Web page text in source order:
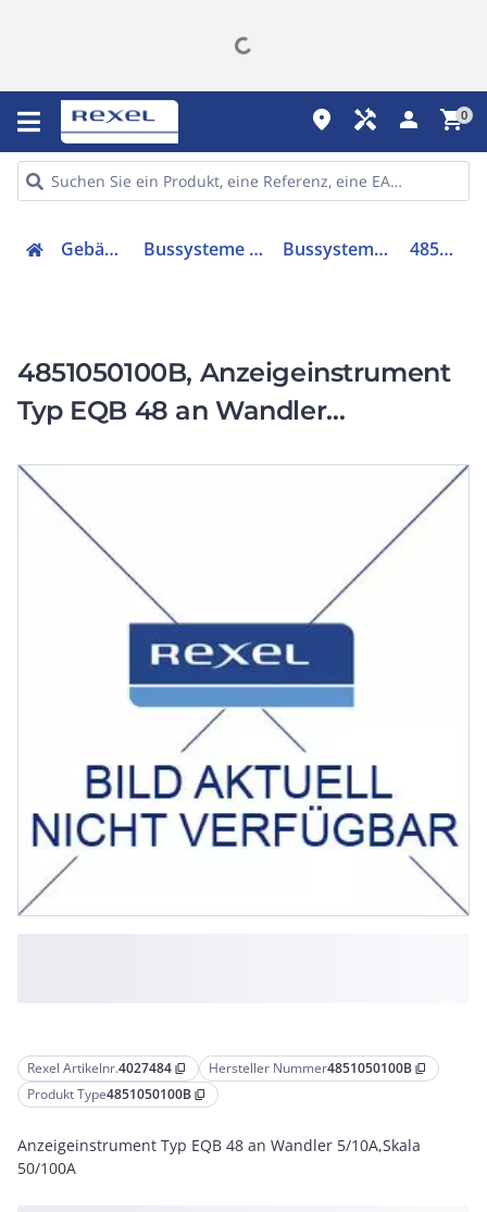
place handyman person shopping_cart0
Gebäudetechnik Bussysteme & Komponenten Bussystem-Displayanzeige 4851050100B
4851050100B, Anzeigeinstrument
Typ EQB 48 an Wandler
Rexel Artikelnr.4027484 content_copy Hersteller Nummer4851050100B content_copy
Produkt Type4851050100B content_copy
Anzeigeinstrument Typ EQB 48 an Wandler 5/10A,Skala
50/100A